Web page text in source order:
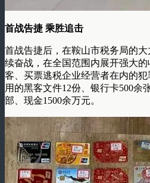
首战告捷 乘胜追击
首战告捷后，在鞍山市税务局的
续奋战，在全国范围内展开强大
客、买票逃税企业经营者在内的
用的黑客文件12份、银行卡500余
部、现金1500余万元。